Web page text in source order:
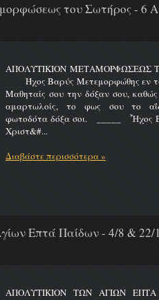
του Σωτήρος - 6
ΑΠΟΛΥΤΙΚΙΟΝ
Ήχος Βαρύς Μετεμορφώθης εν τω
Μαθηταίς σου την δόξαν σου,
αμαρτωλοίς, το φως σου το
φωτοδότα δόξα σοι. _____ Ἦχος
Χριστ&#...
Διαβάστε περισσότερα »
Επτά Παίδων - 4/8 & 22/
ΑΠΟΛΥΤΙΚΙΟΝ ΤΩΝ ΑΓΙΩΝ ΕΠΤΑ